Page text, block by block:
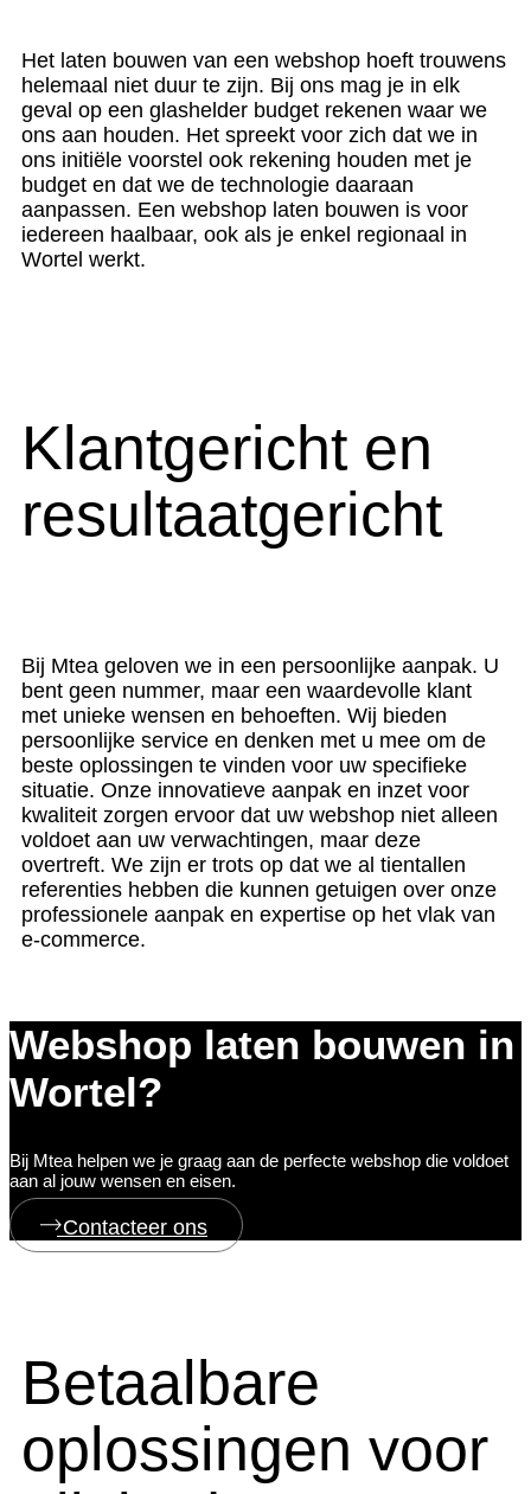
Het laten bouwen van een webshop hoeft trouwens
helemaal niet duur te zijn. Bij ons mag je in elk
geval op een glashelder budget rekenen waar we
ons aan houden. Het spreekt voor zich dat we in
ons initiële voorstel ook rekening houden met je
budget en dat we de technologie daaraan
aanpassen. Een webshop laten bouwen is voor
iedereen haalbaar, ook als je enkel regionaal in
Wortel werkt.
Klantgericht en
resultaatgericht
Bij Mtea geloven we in een persoonlijke aanpak. U
bent geen nummer, maar een waardevolle klant
met unieke wensen en behoeften. Wij bieden
persoonlijke service en denken met u mee om de
beste oplossingen te vinden voor uw specifieke
situatie. Onze innovatieve aanpak en inzet voor
kwaliteit zorgen ervoor dat uw webshop niet alleen
voldoet aan uw verwachtingen, maar deze
overtreft. We zijn er trots op dat we al tientallen
referenties hebben die kunnen getuigen over onze
professionele aanpak en expertise op het vlak van
e-commerce.
Webshop laten bouwen in
Wortel?
Bij Mtea helpen we je graag aan de perfecte webshop die voldoet
aan al jouw wensen en eisen.
Contacteer ons
Betaalbare
oplossingen voor